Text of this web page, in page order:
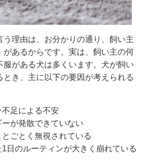
う理由は、お分かりの通り、飼い主
があるからです。実は、飼い主の何
服がある犬は多くいます。犬が飼い
とき、主に以下の要因が考えられる
足による不安
が発散できていない
ごとく無視されている
日のルーティンが大きく崩れている